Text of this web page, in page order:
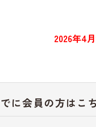
2026年4
に会員の方はこ